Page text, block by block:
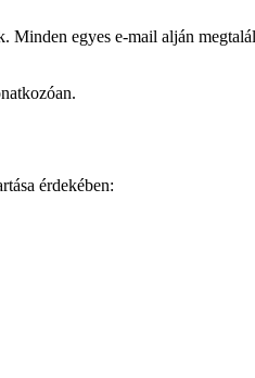
Minden egyes e-mail alján
érdekében: